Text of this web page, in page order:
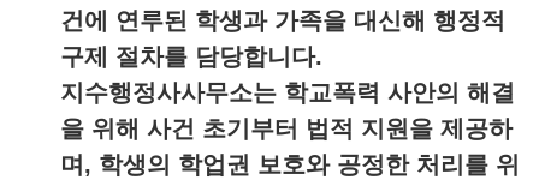
건에 연루된 학생과 가족을 대신해 행정적
구제 절차를 담당합니다.
지수행정사사무소는 학교폭력 사안의 해결
을 위해 사건 초기부터 법적 지원을 제공하
며, 학생의 학업권 보호와 공정한 처리를 위